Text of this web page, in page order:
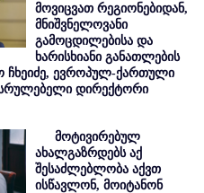
მოვიცვათ რეგიონებიდან,
მნიშვნელოვანი
გამოცდილებისა და
ხარისხიანი განათლების
ჩხეიძე, ევროპულ-ქართული
დირექტორი
მოტივირებულ
ახალგაზრდებს აქ
შესაძლებლობა აქვთ
ისწავლონ, მოიტანონ